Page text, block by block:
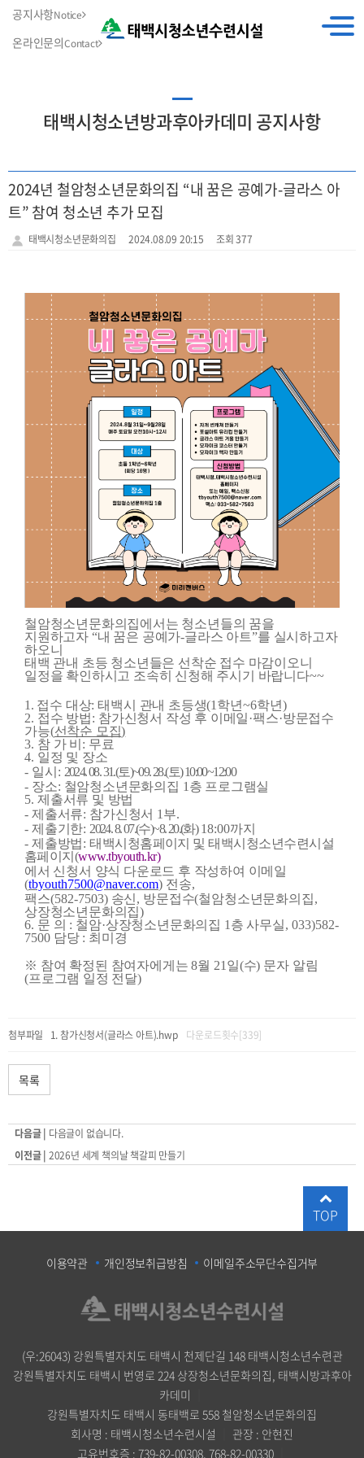
공지사항Notice
온라인문의Contact
태백시청소년방과후아카데미 공지사항
2024년 철암청소년문화의집 “내 꿈은 공예가-글라스 아
트” 참여 청소년 추가 모집
태백시청소년문화의집 2024.08.09 20:15 조회 377
철암청소년문화의집에서는 청소년들의 꿈을
지원하고자 “내 꿈은 공예가-글라스 아트”를 실시하고자
하오니
태백 관내 초등 청소년들은 선착순 접수 마감이오니
일정을 확인하시고 조속히 신청해 주시기 바랍니다~~
1. 접수 대상:태백시 관내 초등생(1학년~6학년)
2. 접수 방법: 참가신청서 작성 후 이메일 ·팩스·방문접수
가능(선착순 모집)
3. 참 가 비 : 무료
4. 일정 및 장소
- 일시 : 2024. 08. 31.(토)~09. 28.(토) 10:00~12:00
- 장소: 철암청소년문화의집 1층 프로그램실
5. 제출서류 및 방법
- 제출서류: 참가신청서 1부.
- 제출기한:2024. 8. 07.(수)~8. 20.(화) 18:00까지
- 제출방법:태백시청홈페이지 및 태백시청소년수련시설
홈페이지 (www.tbyouth.kr)
에서 신청서 양식 다운로드 후 작성하여 이메일
(tbyouth7500@naver.com) 전송,
팩스(582-7503) 송신, 방문접수(철암청소년문화의집,
상장청소년문화의집)
6. 문 의 : 철암·상장청소년문화의집 1층 사무실, 033)582-
7500 담당 : 최미경
※ 참여 확정된 참여자에게는8월 21일(수) 문자 알림
(프로그램 일정 전달)
첨부파일 참가신청서(글라스 아트).hwp 다운로드횟수[339]
목록
다음글 | 다음글이 없습니다.
이전글 | 2026년 세계 책의날 책갈피 만들기
이용약관 개인정보취급방침 이메일주소무단수집거부
(우:26043) 강원특별자치도 태백시 천제단길 148 태백시청소년수련관
강원특별자치도 태백시 번영로 224 상장청소년문화의집, 태백시방과후아
카데미
강원특별자치도 태백시 동태백로 558 철암청소년문화의집
회사명 : 태백시청소년수련시설
관장 : 안현진
고유번호증 : 739-82-00308, 768-82-00330
TOP